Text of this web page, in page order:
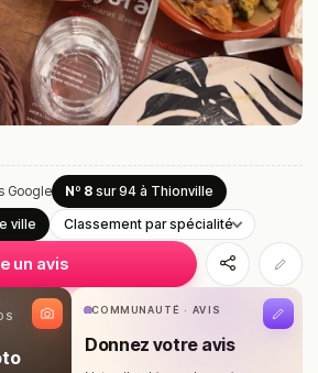
Google Nº 8 sur 94 à Thionville
ville Classement par spécialité
un avis
COMMUNAUTÉ · AVIS
Donnez votre avis